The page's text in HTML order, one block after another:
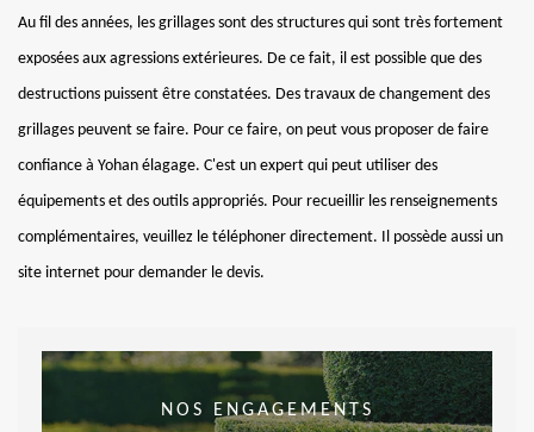
Au fil des années, les grillages sont des structures qui sont très fortement
exposées aux agressions extérieures. De ce fait, il est possible que des
destructions puissent être constatées. Des travaux de changement des
grillages peuvent se faire. Pour ce faire, on peut vous proposer de faire
confiance à Yohan élagage. C'est un expert qui peut utiliser des
équipements et des outils appropriés. Pour recueillir les renseignements
complémentaires, veuillez le téléphoner directement. Il possède aussi un
site internet pour demander le devis.
NOS ENGAGEMENTS